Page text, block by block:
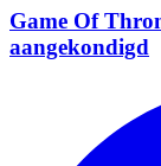
Game Of
aangekondigd